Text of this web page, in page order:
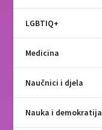
LGBTIQ+
Medicina
Naučnici i djela
Nauka i demokratija